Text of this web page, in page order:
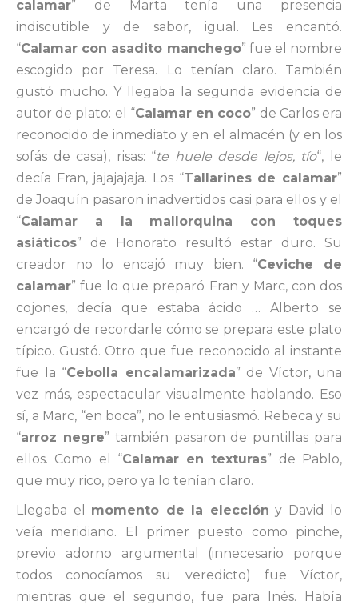
calamar” de Marta tenía una presencia
indiscutible y de sabor, igual. Les encantó.
“Calamar con asadito manchego” fue el nombre
escogido por Teresa. Lo tenían claro. También
gustó mucho. Y llegaba la segunda evidencia de
autor de plato: el “Calamar en coco” de Carlos era
reconocido de inmediato y en el almacén (y en los
sofás de casa), risas: “te huele desde lejos, tío“, le
decía Fran, jajajajaja. Los “Tallarines de calamar”
de Joaquín pasaron inadvertidos casi para ellos y el
“Calamar a la mallorquina con toques
asiáticos” de Honorato resultó estar duro. Su
creador no lo encajó muy bien. “Ceviche de
calamar” fue lo que preparó Fran y Marc, con dos
cojones, decía que estaba ácido … Alberto se
encargó de recordarle cómo se prepara este plato
típico. Gustó. Otro que fue reconocido al instante
fue la “Cebolla encalamarizada” de Víctor, una
vez más, espectacular visualmente hablando. Eso
sí, a Marc, “en boca”, no le entusiasmó. Rebeca y su
“arroz negre” también pasaron de puntillas para
ellos. Como el “Calamar en texturas” de Pablo,
que muy rico, pero ya lo tenían claro.
Llegaba el momento de la elección y David lo
veía meridiano. El primer puesto como pinche,
previo adorno argumental (innecesario porque
todos conocíamos su veredicto) fue Víctor,
mientras que el segundo, fue para Inés. Había